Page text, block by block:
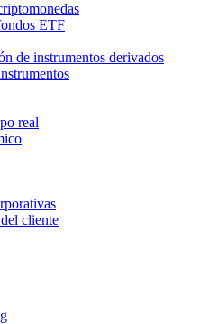
ETF
de instrumentos derivados
real
cliente